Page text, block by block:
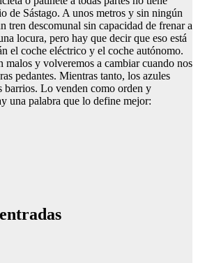
de Sástago. A unos metros y sin ningún
tren descomunal sin capacidad de frenar a
locura, pero hay que decir que eso está
el coche eléctrico y el coche autónomo.
malos y volveremos a cambiar cuando nos
pedantes. Mientras tanto, los azules
barrios. Lo venden como orden y
una palabra que lo define mejor: